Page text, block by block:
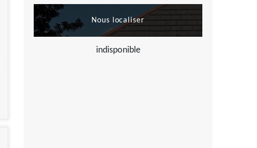
Nous localiser
indisponible